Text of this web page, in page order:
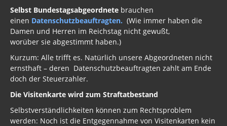
Selbst Bundestagsabgeordnete brauchen
einen Datenschutzbeauftragten. (Wie immer haben die
Damen und Herren im Reichstag nicht gewußt,
worüber sie abgestimmt haben.)
Kurzum: Alle trifft es. Natürlich unsere Abgeordneten nicht
ernsthaft – deren Datenschutzbeauftragten zahlt am Ende
doch der Steuerzahler.
Die Visitenkarte wird zum Straftatbestand
Selbstverständlichkeiten können zum Rechtsproblem
werden: Noch ist die Entgegennahme von Visitenkarten kein